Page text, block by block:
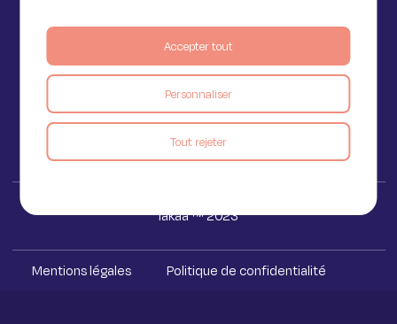
Personnaliser
Tout rejeter
Accepter tout
Voir le blog
Iakaa ™ 2023
Mentions légales Politique de confidentialité